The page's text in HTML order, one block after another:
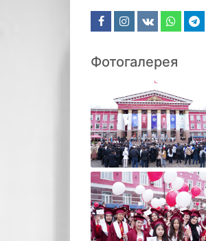
Фотогалерея